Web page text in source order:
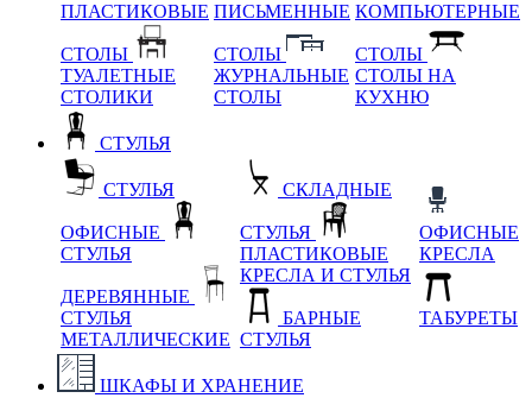
ПЛАСТИКОВЫЕ
СТОЛЫ
ТУАЛЕТНЫЕ
СТОЛИКИ
ПИСЬМЕННЫЕ
СТОЛЫ
ЖУРНАЛЬНЫЕ
СТОЛЫ
КОМПЬЮТЕРНЫЕ
СТОЛЫ
СТОЛЫ НА
КУХНЮ
СТУЛЬЯ
СТУЛЬЯ
ОФИСНЫЕ
СТУЛЬЯ
ДЕРЕВЯННЫЕ
СТУЛЬЯ
МЕТАЛЛИЧЕСКИЕ
СКЛАДНЫЕ
СТУЛЬЯ
ПЛАСТИКОВЫЕ
КРЕСЛА И СТУЛЬЯ
БАРНЫЕ
СТУЛЬЯ
ОФИСНЫЕ
КРЕСЛА
ТАБУРЕТЫ
ШКАФЫ И ХРАНЕНИЕ